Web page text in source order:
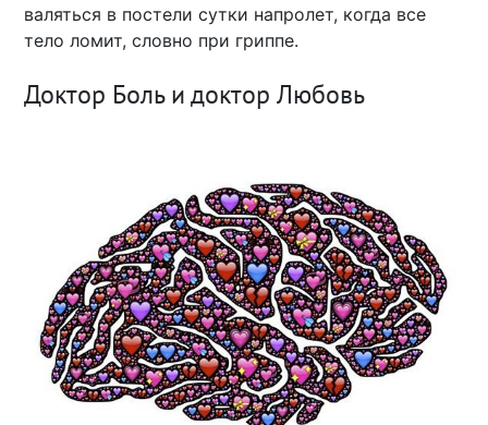
валяться в постели сутки напролет, когда все
тело ломит, словно при гриппе.
Доктор Боль и доктор Любовь